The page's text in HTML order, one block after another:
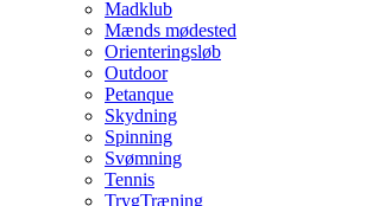
Madklub
Mænds mødested
Orienteringsløb
Outdoor
Petanque
Skydning
Spinning
Svømning
Tennis
TrygTræning